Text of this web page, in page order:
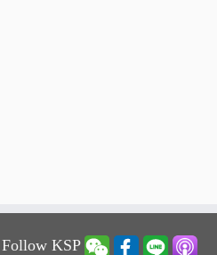
Follow KSP